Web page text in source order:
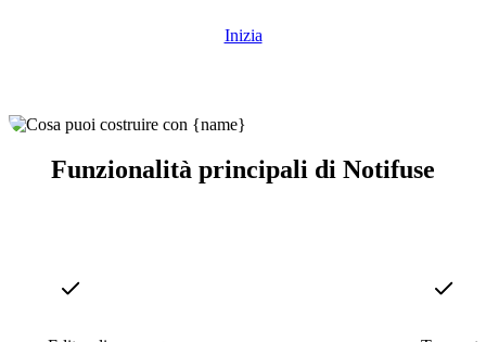
Inizia
Funzionalità principali di Notifuse